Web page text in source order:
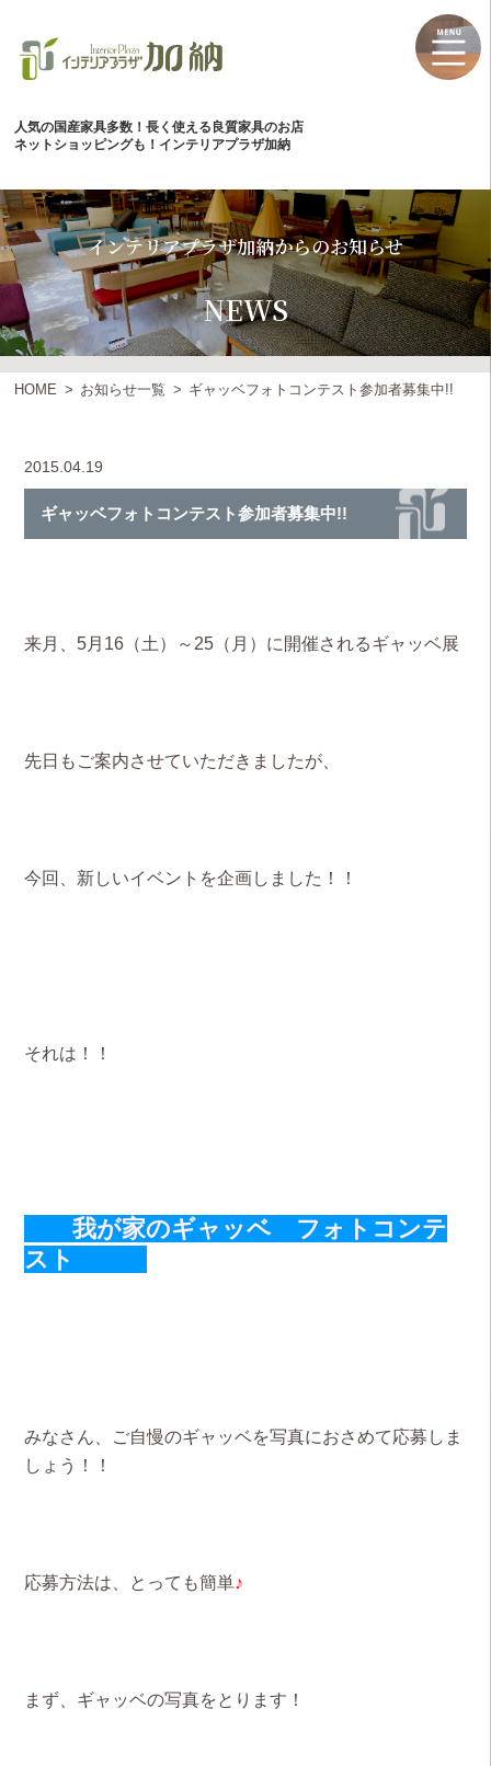
人気の国産家具多数！長く使える良質家具のお店
ネットショッピングも！インテリアプラザ加納
インテリアプラザ加納からのお知らせ
NEWS
HOME お知らせ一覧 ギャッベフォトコンテスト参加者募集中!!
2015.04.19
ギャッベフォトコンテスト参加者募集中!!
来月、5月16（土）～25（月）に開催されるギャッベ展
先日もご案内させていただきましたが、
今回、新しいイベントを企画しました！！
それは！！
我が家のギャッベ フォトコンテ
スト
みなさん、ご自慢のギャッベを写真におさめて応募しま
しょう！！
応募方法は、とっても簡単♪
まず、ギャッベの写真をとります！